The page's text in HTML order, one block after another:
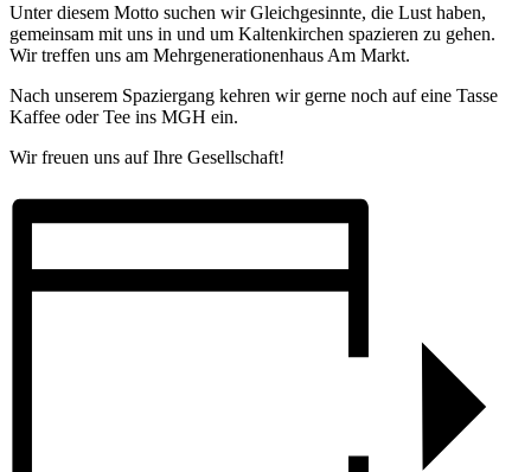
Unter diesem Motto suchen wir Gleichgesinnte, die Lust haben,
gemeinsam mit uns in und um Kaltenkirchen spazieren zu gehen.
Wir treffen uns am Mehrgenerationenhaus Am Markt.
Nach unserem Spaziergang kehren wir gerne noch auf eine Tasse
Kaffee oder Tee ins MGH ein.
Wir freuen uns auf Ihre Gesellschaft!